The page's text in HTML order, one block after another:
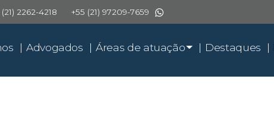
(21) 2262-4218 +55 (21) 97209-7659
Advogados Áreas de atuação Destaques